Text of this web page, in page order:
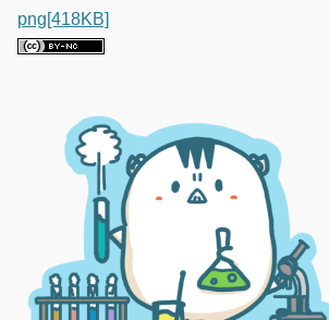
png[418KB]